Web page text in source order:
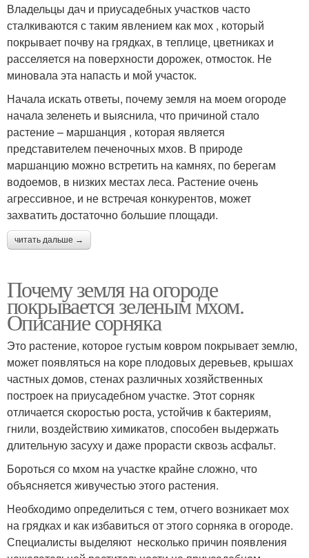
Владельцы дач и приусадебных участков часто
сталкиваются с таким явлением как мох , который
покрывает почву на грядках, в теплице, цветниках и
расселяется на поверхности дорожек, отмосток. Не
миновала эта напасть и мой участок.
Начала искать ответы, почему земля на моем огороде
начала зеленеть и выяснила, что причиной стало
растение – маршанция , которая является
представителем печеночных мхов. В природе
маршанцию можно встретить на камнях, по берегам
водоемов, в низких местах леса. Растение очень
агрессивное, и не встречая конкурентов, может
захватить достаточно большие площади.
читать дальше →
Почему земля на огороде
покрывается зеленым мхом.
Описание сорняка
Это растение, которое густым ковром покрывает землю,
может появляться на коре плодовых деревьев, крышах
частных домов, стенах различных хозяйственных
построек на приусадебном участке. Этот сорняк
отличается скоростью роста, устойчив к бактериям,
гнили, воздействию химикатов, способен выдержать
длительную засуху и даже прорасти сквозь асфальт.
Бороться со мхом на участке крайне сложно, что
объясняется живучестью этого растения.
Необходимо определиться с тем, отчего возникает мох
на грядках и как избавиться от этого сорняка в огороде.
Специалисты выделяют несколько причин появления